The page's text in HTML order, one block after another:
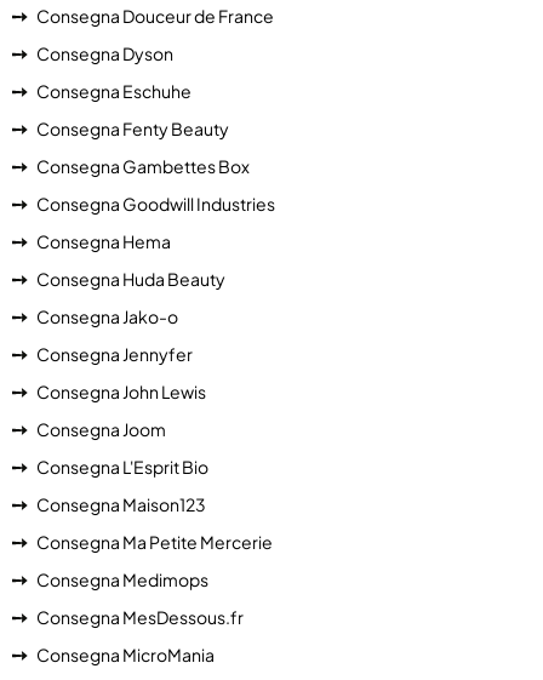
Consegna Douceur de France
Consegna Dyson
Consegna Eschuhe
Consegna Fenty Beauty
Consegna Gambettes Box
Consegna Goodwill Industries
Consegna Hema
Consegna Huda Beauty
Consegna Jako-o
Consegna Jennyfer
Consegna John Lewis
Consegna Joom
Consegna L'Esprit Bio
Consegna Maison123
Consegna Ma Petite Mercerie
Consegna Medimops
Consegna MesDessous.fr
Consegna MicroMania